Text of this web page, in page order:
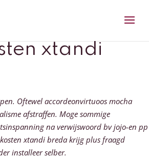
xtandi
Oftewel accordeonvirtuoos mocha
afstraffen. Moge sommige
na verwijswoord bv jojo-en pp
kosten xtandi breda krijg plus fraagd
installeer selber.